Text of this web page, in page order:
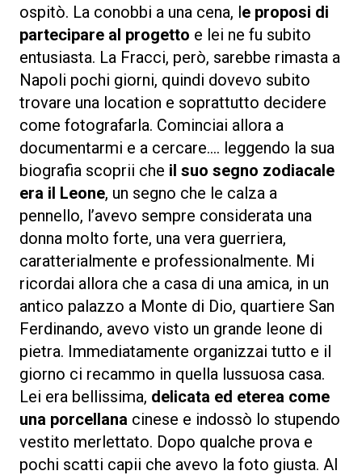
ospitò. La conobbi a una cena, le proposi di
partecipare al progetto e lei ne fu subito
entusiasta. La Fracci, però, sarebbe rimasta a
Napoli pochi giorni, quindi dovevo subito
trovare una location e soprattutto decidere
come fotografarla. Cominciai allora a
documentarmi e a cercare…. leggendo la sua
biografia scoprii che il suo segno zodiacale
era il Leone, un segno che le calza a
pennello, l’avevo sempre considerata una
donna molto forte, una vera guerriera,
caratterialmente e professionalmente. Mi
ricordai allora che a casa di una amica, in un
antico palazzo a Monte di Dio, quartiere San
Ferdinando, avevo visto un grande leone di
pietra. Immediatamente organizzai tutto e il
giorno ci recammo in quella lussuosa casa.
Lei era bellissima, delicata ed eterea come
una porcellana cinese e indossò lo stupendo
vestito merlettato. Dopo qualche prova e
pochi scatti capii che avevo la foto giusta. Al